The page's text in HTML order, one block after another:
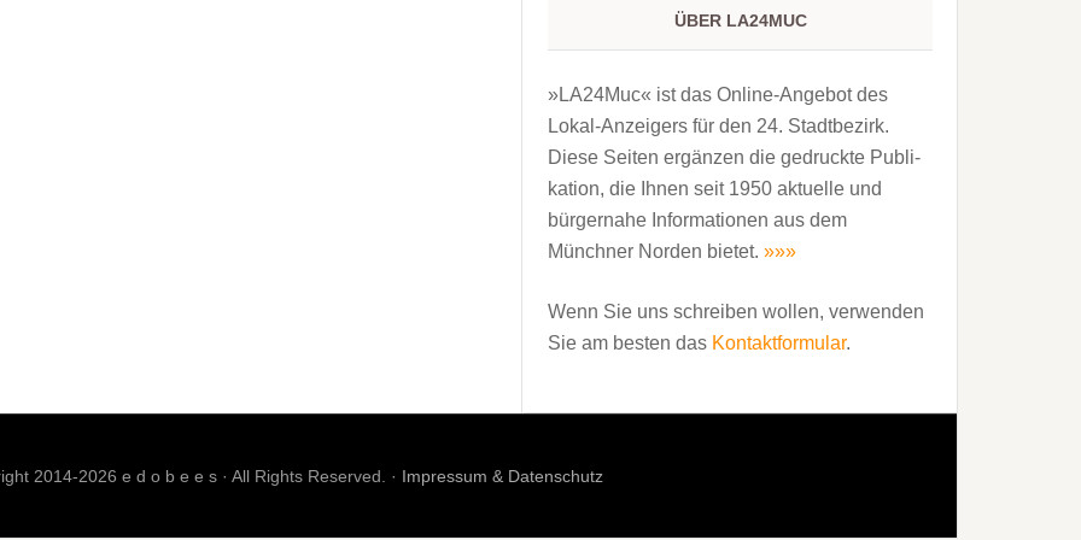
ÜBER LA24MUC
»LA24Muc« ist das Online-Angebot des
Lokal-Anzeigers für den 24. Stadtbezirk.
Diese Seiten ergänzen die gedruckte Publi­
kation, die Ihnen seit 1950 aktuelle und
bürgernahe Informationen aus dem
Münchner Norden bietet. »»»
Wenn Sie uns schreiben wollen, verwenden
Sie am besten das Kontaktformular.
2014-2026 e d o b e e s · All Rights Reserved. · Impressum & Datenschutz